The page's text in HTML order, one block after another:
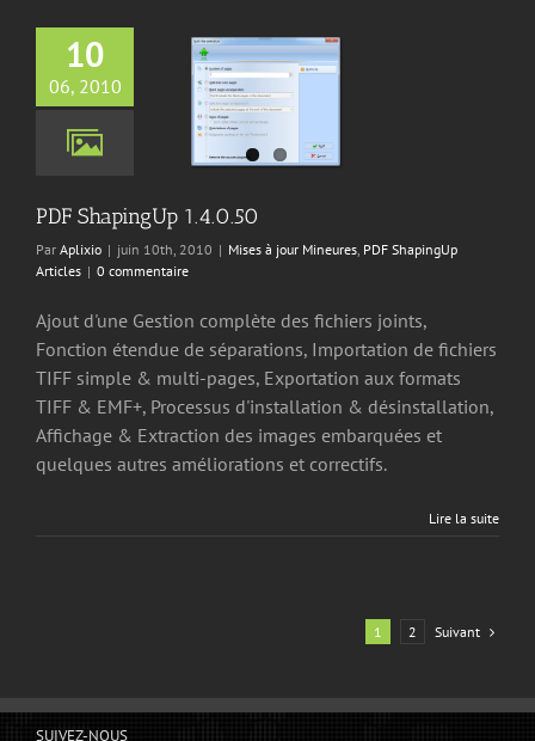
10
06, 2010
1.4.0.50
Mineures PDF
Articles
PDF ShapingUp 1.4.0.50
Par Aplixio | juin 10th, 2010 | Mises à jour Mineures PDF ShapingUp
Articles | 0 commentaire
Ajout d'une Gestion complète des fichiers joints,
Fonction étendue de séparations, Importation de fichiers
TIFF simple & multi-pages, Exportation aux formats
TIFF & EMF+, Processus d'installation & désinstallation,
Affichage & Extraction des images embarquées et
quelques autres améliorations et correctifs.
Lire la suite
1 2 Suivant
SUIVEZ-NOUS